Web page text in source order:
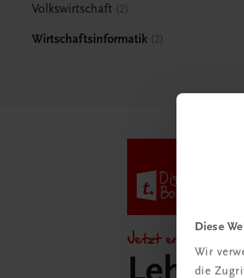
Diese
Wir
die
Volkswirtschaft 2
Wirtschaftsinformatik 2
Jetzt entdecken!